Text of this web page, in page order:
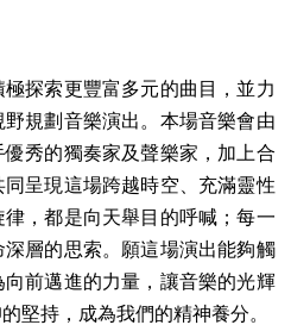
探索更豐富多元的曲目，並力
規劃音樂演出。本場音樂會由
秀的獨奏家及聲樂家，加上合
呈現這場跨越時空、充滿靈性
，都是向天舉目的呼喊；每一
層的思索。願這場演出能夠觸
前邁進的力量，讓音樂的光輝
堅持，成為我們的精神養分。